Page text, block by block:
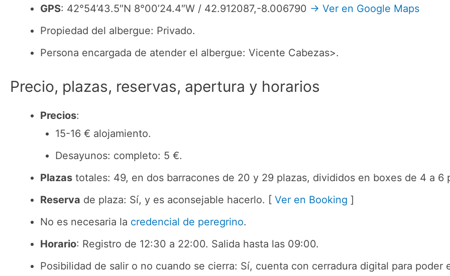
GPS: 42°54’43.5″N 8°00’24.4″W / 42.912087,-8.006790 → Ver en Google Maps
Propiedad del albergue: Privado.
Persona encargada de atender el albergue: Vicente Cabezas>.
Precio, plazas, reservas, apertura y horarios
Precios:
15-16 € alojamiento.
Desayunos: completo: 5 €.
Plazas totales: 49, en dos barracones de 20 y 29 plazas, divididos en boxes de 4 a 6
Reserva de plaza: Sí, y es aconsejable hacerlo. [ Ver en Booking ]
No es necesaria la credencial de peregrino.
Horario: Registro de 12:30 a 22:00. Salida hasta las 09:00.
Posibilidad de salir o no cuando se cierra: Sí, cuenta con cerradura digital para poder